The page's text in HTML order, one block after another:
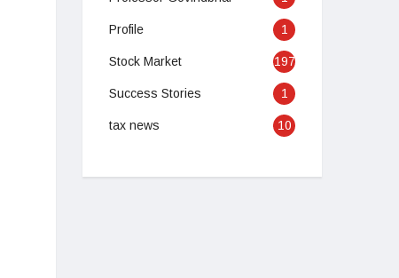
Profile 1
Stock Market 197
Success Stories 1
tax news 10